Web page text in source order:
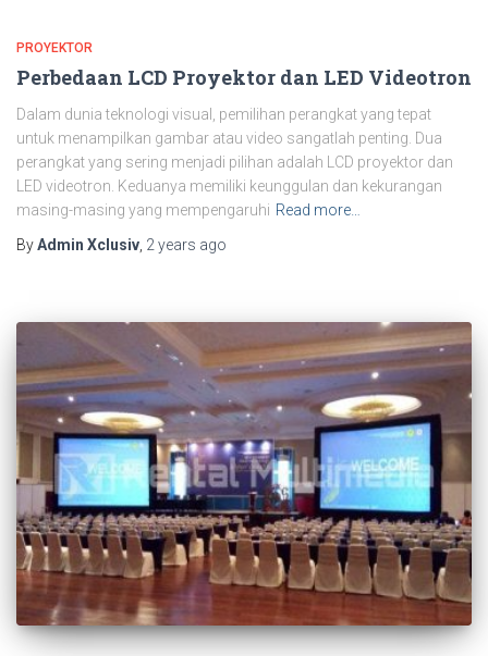
PROYEKTOR
Perbedaan LCD Proyektor dan LED Videotron
Dalam dunia teknologi visual, pemilihan perangkat yang tepat
untuk menampilkan gambar atau video sangatlah penting. Dua
perangkat yang sering menjadi pilihan adalah LCD proyektor dan
LED videotron. Keduanya memiliki keunggulan dan kekurangan
masing-masing yang mempengaruhi Read more…
ByAdmin Xclusiv 2 years ago